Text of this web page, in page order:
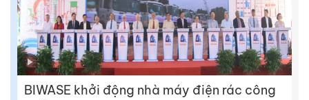
BIWASE khởi động nhà máy điện rác công